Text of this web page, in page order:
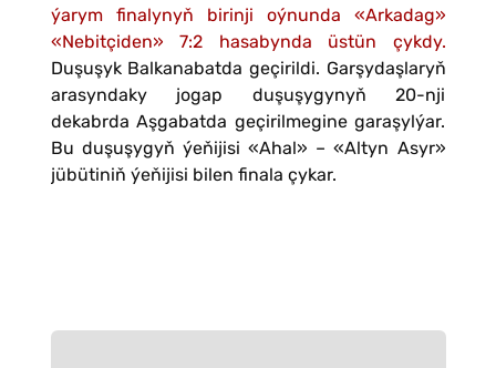
ýarym finalynyň birinji oýnunda «Arkadag»
«Nebitçiden» 7:2 hasabynda üstün çykdy.
Duşuşyk Balkanabatda geçirildi. Garşydaşlaryň
arasyndaky jogap duşuşygynyň 20-nji
dekabrda Aşgabatda geçirilmegine garaşylýar.
Bu duşuşygyň ýeňijisi «Ahal» – «Altyn Asyr»
jübütiniň ýeňijisi bilen finala çykar.